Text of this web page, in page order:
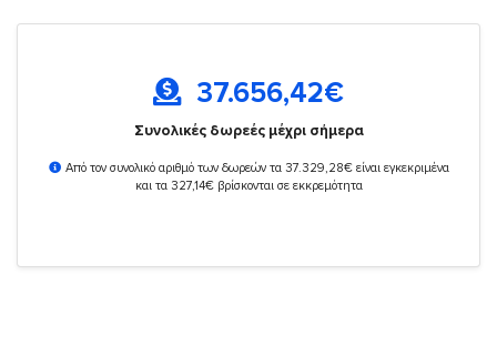
37.656,42€
Συνολικές δωρεές μέχρι σήμερα
Από τον συνολικό αριθμό των δωρεών τα 37.329,28€ είναι εγκεκριμένα
και τα 327,14€ βρίσκονται σε εκκρεμότητα